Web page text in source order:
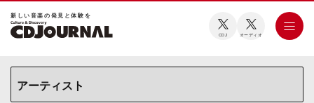
新しい⾳楽の発⾒と体験を
CDJ オーディオ